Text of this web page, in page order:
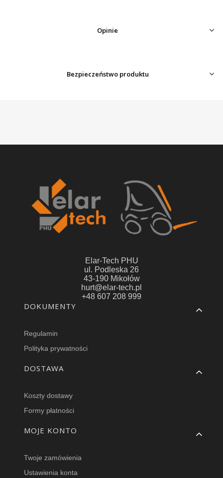
Opinie
Bezpieczeństwo produktu
Elar-Tech PHU
ul. Podleska 26
43-190 Mikołów
hurt@elar-tech.pl
+48 607 208 999
Linki w stopce
DOKUMENTY
Regulamin
Polityka prywatności
DOSTAWA
Koszty dostawy
Formy płatności
MOJE KONTO
Twoje zamówienia
Ustawienia konta